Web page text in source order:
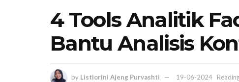
4 Tools Analitik
Bantu Analisis
by Listiorini Ajeng Purvashti 19-06-2024